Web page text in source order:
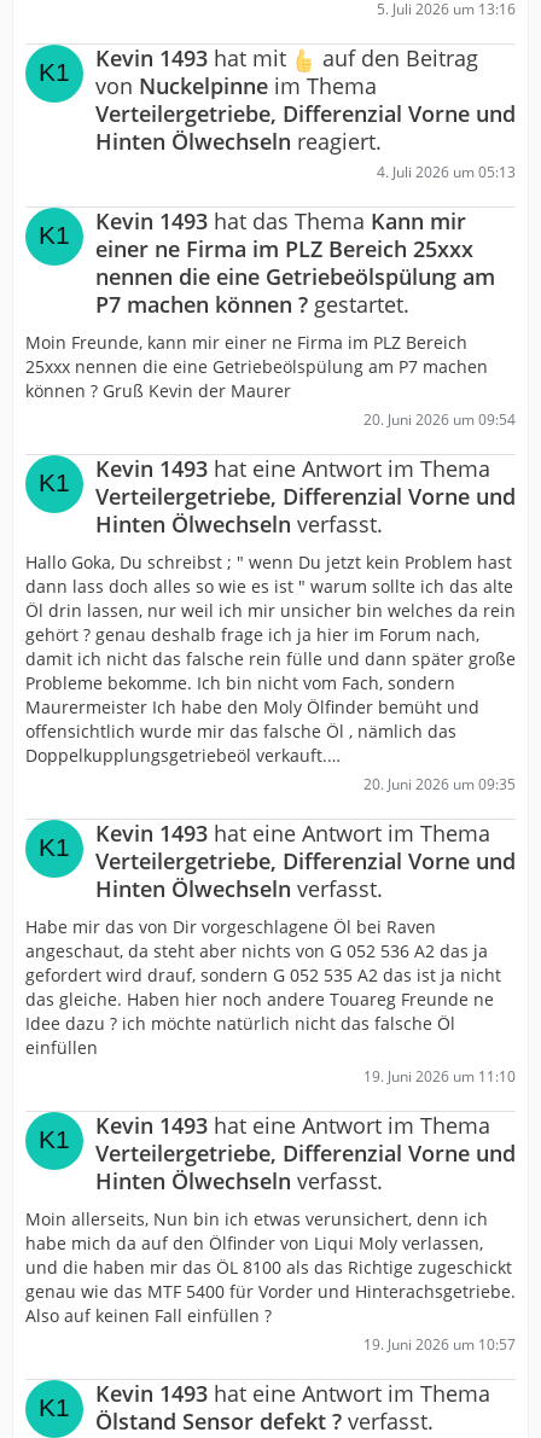
5. Juli 2026 um 13:16
Kevin 1493 hat mit
auf den Beitrag
von Nuckelpinne im Thema
Verteilergetriebe, Differenzial Vorne und
Hinten Ölwechseln reagiert.
4. Juli 2026 um 05:13
Kevin 1493 hat das Thema Kann mir
einer ne Firma im PLZ Bereich 25xxx
nennen die eine Getriebeölspülung am
P7 machen können ? gestartet.
Moin Freunde, kann mir einer ne Firma im PLZ Bereich
25xxx nennen die eine Getriebeölspülung am P7 machen
können ? Gruß Kevin der Maurer
20. Juni 2026 um 09:54
Kevin 1493 hat eine Antwort im Thema
Verteilergetriebe, Differenzial Vorne und
Hinten Ölwechseln verfasst.
Hallo Goka, Du schreibst ; " wenn Du jetzt kein Problem hast
dann lass doch alles so wie es ist " warum sollte ich das alte
Öl drin lassen, nur weil ich mir unsicher bin welches da rein
gehört ? genau deshalb frage ich ja hier im Forum nach,
damit ich nicht das falsche rein fülle und dann später große
Probleme bekomme. Ich bin nicht vom Fach, sondern
Maurermeister Ich habe den Moly Ölfinder bemüht und
offensichtlich wurde mir das falsche Öl , nämlich das
Doppelkupplungsgetriebeöl verkauft.…
20. Juni 2026 um 09:35
Kevin 1493 hat eine Antwort im Thema
Verteilergetriebe, Differenzial Vorne und
Hinten Ölwechseln verfasst.
Habe mir das von Dir vorgeschlagene Öl bei Raven
angeschaut, da steht aber nichts von G 052 536 A2 das ja
gefordert wird drauf, sondern G 052 535 A2 das ist ja nicht
das gleiche. Haben hier noch andere Touareg Freunde ne
Idee dazu ? ich möchte natürlich nicht das falsche Öl
einfüllen
19. Juni 2026 um 11:10
Kevin 1493 hat eine Antwort im Thema
Verteilergetriebe, Differenzial Vorne und
Hinten Ölwechseln verfasst.
Moin allerseits, Nun bin ich etwas verunsichert, denn ich
habe mich da auf den Ölfinder von Liqui Moly verlassen,
und die haben mir das ÖL 8100 als das Richtige zugeschickt
genau wie das MTF 5400 für Vorder und Hinterachsgetriebe.
Also auf keinen Fall einfüllen ?
19. Juni 2026 um 10:57
Kevin 1493 hat eine Antwort im Thema
Ölstand Sensor defekt ? verfasst.